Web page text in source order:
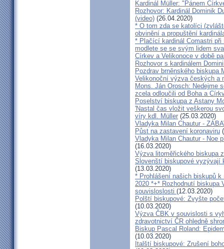
Kardinál Müller: "Pánem
Rozhovor: Kardinál Dominik
(video) (26.04.2020)
* O tom zda se katolíci
obvinění a propuštění
* Plačící kardinál Comastri
modlete se se svým lidem
Církev a Velikonoce v době
Rozhovor s kardinálem
Pozdrav brněnského biskupa
Velikonoční výzva českých a
Mons. Ján Orosch: Nedejme
zcela odloučili od Boha a
Poselství biskupa z Astany
'Nastal čas vložit veškerou
víry kdl. Müller (25.03.2020)
Vladyka Milan Chautur -
Půst na zastavení koronaviru
Vladyka Milan Chautur - Noe
(16.03.2020)
Výzva litoměřického biskupa
Slovenští biskupové vyzývají
(13.03.2020)
* Prohlášení našich biskupů
2020 *+* Rozhodnutí biskupa
souvisloslosti (12.03.2020)
Polští biskupové: Zvyšte
(10.03.2020)
Výzva ČBK v souvislosti s
zdravotnictví ČR ohledně
Biskup Pascal Roland:
(10.03.2020)
Italští biskupové: Zrušení